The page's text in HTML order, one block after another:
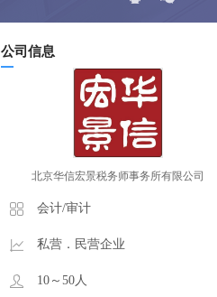
公司信息
北京华信宏景税务师事务所有限公司
会计/审计
私营．民营企业
10～50人